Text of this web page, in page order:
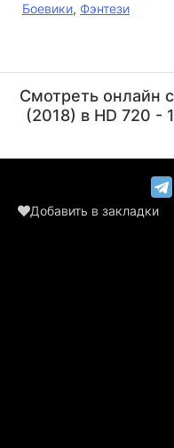
Боевики, Фэнтези
(озвучка)
Смотреть онлайн
(2018) в HD 720 -
Добавить в закладки